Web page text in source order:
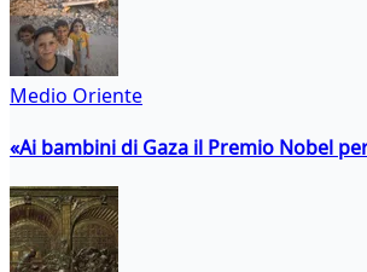
Medio Oriente
«Ai bambini di Gaza il Premio Nobel